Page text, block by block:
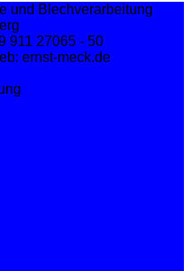
und Blechverarbeitung
911 27065 - 50
ernst-meck.de